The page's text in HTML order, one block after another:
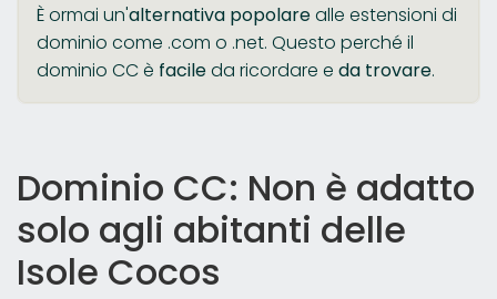
È ormai un'alternativa popolarealle estensioni di
dominio come .com o .net. Questo perché il
dominio CC è facileda ricordare e da trovare.
Dominio CC: Non è adatto
solo agli abitanti delle
Isole Cocos